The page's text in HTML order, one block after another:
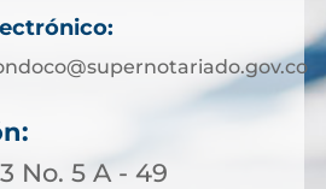
No. 5 A - 49